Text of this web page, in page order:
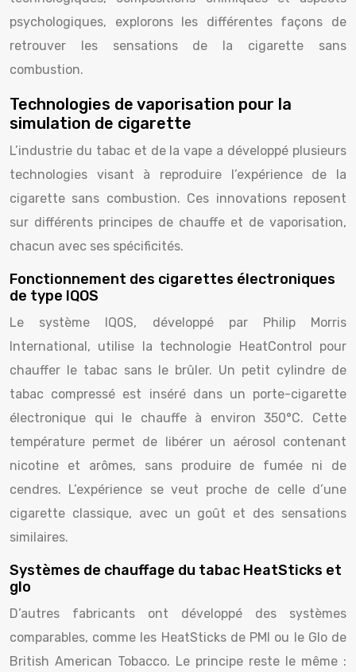
psychologiques, explorons les différentes façons de
retrouver les sensations de la cigarette sans
combustion.
Technologies de vaporisation pour la
simulation de cigarette
L’industrie du tabac et de la vape a développé plusieurs
technologies visant à reproduire l’expérience de la
cigarette sans combustion. Ces innovations reposent
sur différents principes de chauffe et de vaporisation,
chacun avec ses spécificités.
Fonctionnement des cigarettes électroniques
de type IQOS
Le système IQOS, développé par Philip Morris
International, utilise la technologie HeatControl pour
chauffer le tabac sans le brûler. Un petit cylindre de
tabac compressé est inséré dans un porte-cigarette
électronique qui le chauffe à environ 350°C. Cette
température permet de libérer un aérosol contenant
nicotine et arômes, sans produire de fumée ni de
cendres. L’expérience se veut proche de celle d’une
cigarette classique, avec un goût et des sensations
similaires.
Systèmes de chauffage du tabac HeatSticks et
glo
D’autres fabricants ont développé des systèmes
comparables, comme les HeatSticks de PMI ou le Glo de
British American Tobacco. Le principe reste le même :